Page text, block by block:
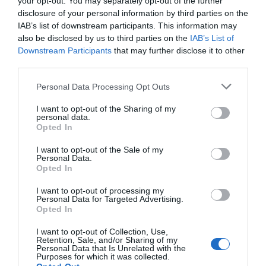
disclosure of your personal information by third parties on the
IAB’s list of downstream participants. This information may
also be disclosed by us to third parties on the IAB’s List of
Downstream Participants that may further disclose it to other
Personal Data Processing Opt Outs
I want to opt-out of the Sharing of my
personal data.
Opted In
I want to opt-out of the Sale of my
Personal Data.
Opted In
I want to opt-out of processing my
Personal Data for Targeted Advertising.
Opted In
I want to opt-out of Collection, Use,
Retention, Sale, and/or Sharing of my
Personal Data that Is Unrelated with the
Purposes for which it was collected.
Opinión
Enormes minucias
los 20.057 puntos, un nuevo récord
Eulogio López